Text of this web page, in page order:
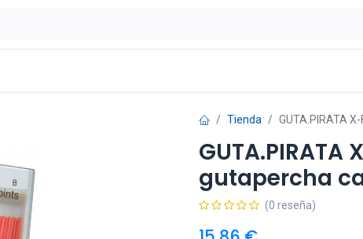
Tienda GUTA.PIRATA
GUTA.PIRATA
gutapercha
(0 reseña)